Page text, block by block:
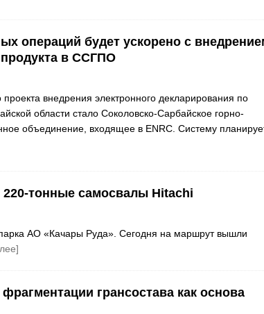
операций будет ускорено с
в ССГПО
внедрения электронного декларирования по
области стало Соколовско-Сарбайское горно-
объединение, входящее в ENRC. Систему
тонные самосвалы Hitachi
парка АО «Качары Руда». Сегодня на маршрут вышли
грансостава как основа